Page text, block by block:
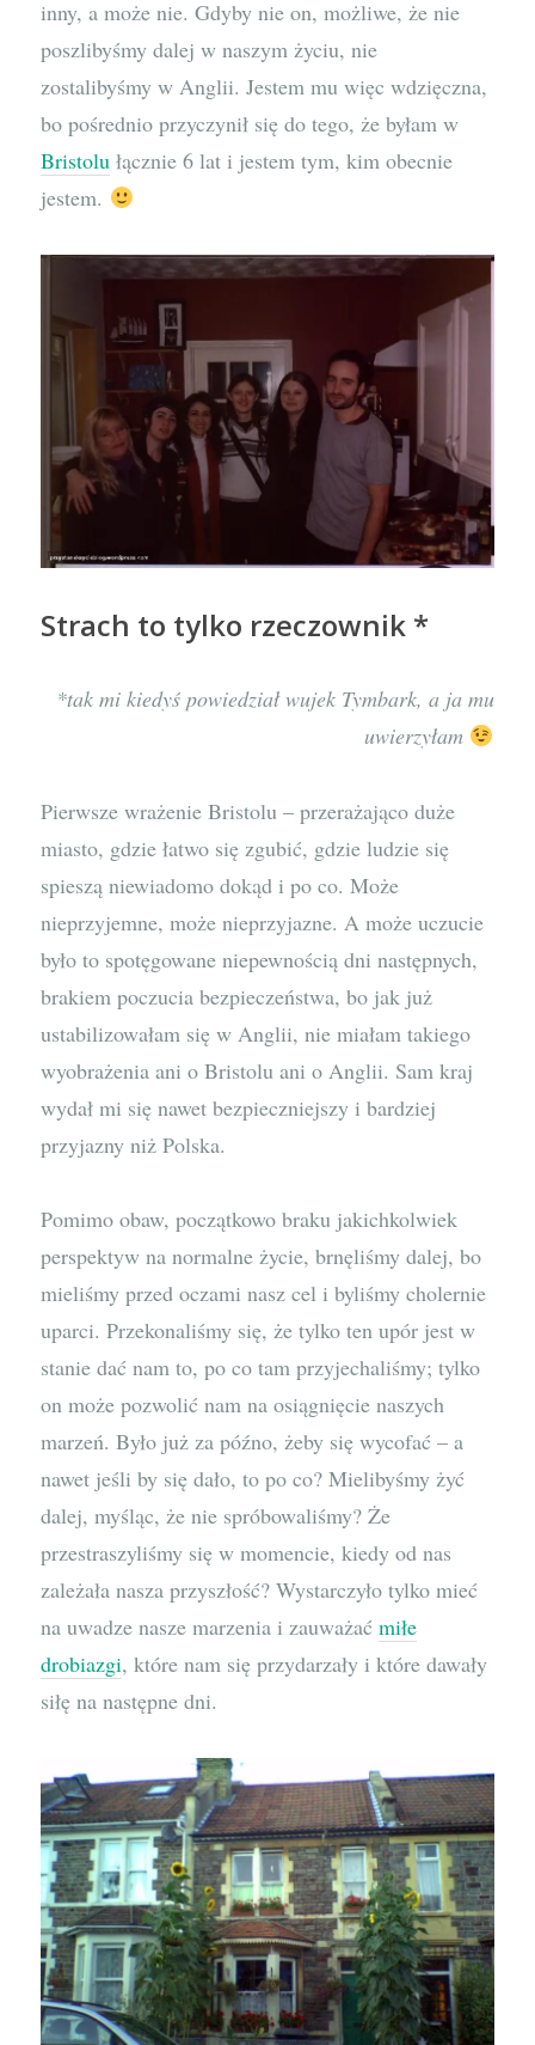
inny, a może nie. Gdyby nie on, możliwe, że nie
poszlibyśmy dalej w naszym życiu, nie
zostalibyśmy w Anglii. Jestem mu więc wdzięczna,
bo pośrednio przyczynił się do tego, że byłam w
Bristolu łącznie 6 lat i jestem tym, kim obecnie
jestem.
Strach to tylko rzeczownik *
*tak mi kiedyś powiedział wujek Tymbark, a ja mu
uwierzyłam
Pierwsze wrażenie Bristolu – przerażająco duże
miasto, gdzie łatwo się zgubić, gdzie ludzie się
spieszą niewiadomo dokąd i po co. Może
nieprzyjemne, może nieprzyjazne. A może uczucie
było to spotęgowane niepewnością dni następnych,
brakiem poczucia bezpieczeństwa, bo jak już
ustabilizowałam się w Anglii, nie miałam takiego
wyobrażenia ani o Bristolu ani o Anglii. Sam kraj
wydał mi się nawet bezpieczniejszy i bardziej
przyjazny niż Polska.
Pomimo obaw, początkowo braku jakichkolwiek
perspektyw na normalne życie, brnęliśmy dalej, bo
mieliśmy przed oczami nasz cel i byliśmy cholernie
uparci. Przekonaliśmy się, że tylko ten upór jest w
stanie dać nam to, po co tam przyjechaliśmy; tylko
on może pozwolić nam na osiągnięcie naszych
marzeń. Było już za późno, żeby się wycofać – a
nawet jeśli by się dało, to po co? Mielibyśmy żyć
dalej, myśląc, że nie spróbowaliśmy? Że
przestraszyliśmy się w momencie, kiedy od nas
zależała nasza przyszłość? Wystarczyło tylko mieć
na uwadze nasze marzenia i zauważaćmiłe
drobiazgi, które nam się przydarzały i które dawały
siłę na następne dni.